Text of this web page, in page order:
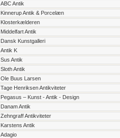
ABC Antik
Kinnerup Antik & Porcelæn
Klosterkælderen
Middelfart Antik
Dansk Kunstgalleri
Antik K
Sus Antik
Sloth Antik
Ole Buus Larsen
Tage Henriksen Antikviteter
Pegasus – Kunst - Antik - Design
Danam Antik
Zehngraff Antikviteter
Karstens Antik
Adagio